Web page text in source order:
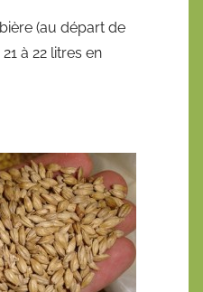
(au départ de
à 22 litres en